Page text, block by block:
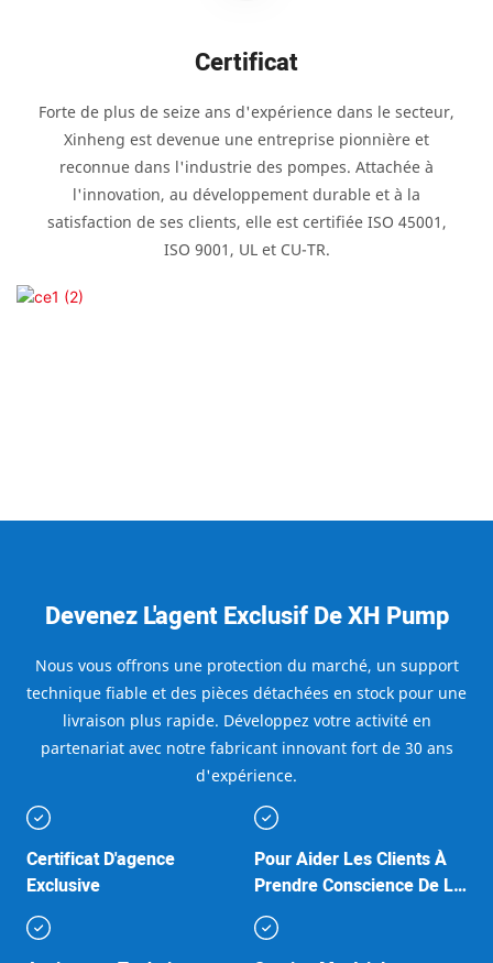
Certificat
Forte de plus de seize ans d'expérience dans le secteur,
Xinheng est devenue une entreprise pionnière et
reconnue dans l'industrie des pompes. Attachée à
l'innovation, au développement durable et à la
satisfaction de ses clients, elle est certifiée ISO 45001,
ISO 9001, UL et CU-TR.
Devenez L'agent Exclusif De XH Pump
Nous vous offrons une protection du marché, un support
technique fiable et des pièces détachées en stock pour une
livraison plus rapide. Développez votre activité en
partenariat avec notre fabricant innovant fort de 30 ans
d'expérience.
Certificat D'agence
Exclusive
Pour Aider Les Clients À
Prendre Conscience De La
Valeur De La Marque